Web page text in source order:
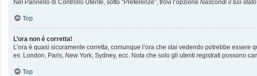
Nel Pannello di Controllo Utente, sotto “Preferenze”, trovi l’opzione Nascondi il tuo
Top
L’ora non è corretta!
L’ora è quasi sicuramente corretta, comunque l’ora che stai vedendo potrebbe
es. London, Paris, New York, Sydney, ecc. Nota che solo gli utenti registrati possono
Top